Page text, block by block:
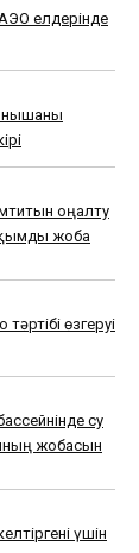
елдерінде
нышаны
оңалту
жоба
өзгеруі
су
жобасын
үшін